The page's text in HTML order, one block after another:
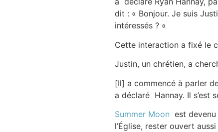
dit : « Bonjour. Je suis
intéressés ? «
Cette interaction a fixé le
Justin, un chrétien, a
[Il] a commencé à parler
a déclaré Hannay. Il s’est
Summer Moon est
l’Église, rester ouvert